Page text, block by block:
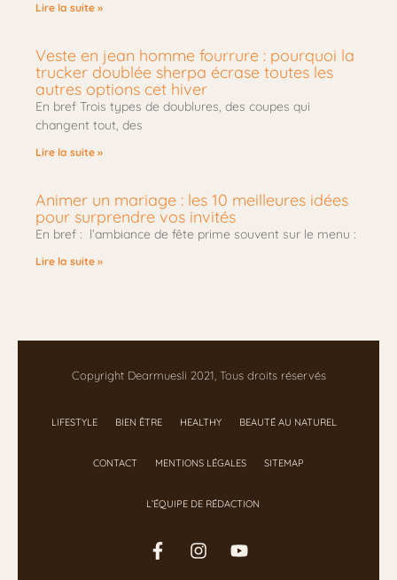
Lire la suite »
Veste en jean homme fourrure : pourquoi la
trucker doublée sherpa écrase toutes les
autres options cet hiver
En bref Trois types de doublures, des coupes qui
changent tout, des
Lire la suite »
Animer un mariage : les 10 meilleures idées
pour surprendre vos invités
En bref : l’ambiance de fête prime souvent sur le menu :
Lire la suite »
Copyright Dearmuesli 2021, Tous droits réservés
LIFESTYLE BIEN ÊTRE HEALTHY BEAUTÉ AU NATUREL
CONTACT MENTIONS LÉGALES SITEMAP
L’ÉQUIPE DE RÉDACTION